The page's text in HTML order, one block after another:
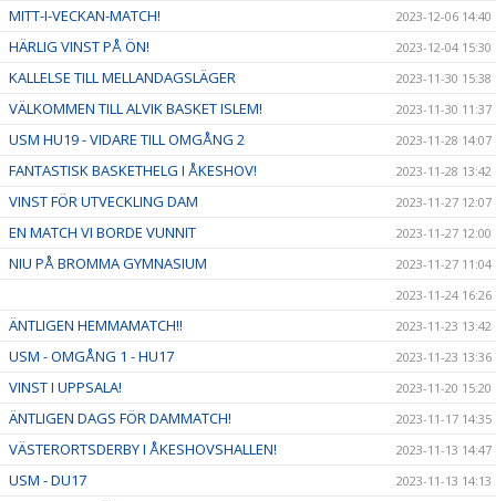
MITT-I-VECKAN-MATCH! 2023-12-06 14:40
HÄRLIG VINST PÅ ÖN! 2023-12-04 15:30
KALLELSE TILL MELLANDAGSLÄGER 2023-11-30 15:38
VÄLKOMMEN TILL ALVIK BASKET ISLEM! 2023-11-30 11:37
USM HU19 - VIDARE TILL OMGÅNG 2 2023-11-28 14:07
FANTASTISK BASKETHELG I ÅKESHOV! 2023-11-28 13:42
VINST FÖR UTVECKLING DAM 2023-11-27 12:07
EN MATCH VI BORDE VUNNIT 2023-11-27 12:00
NIU PÅ BROMMA GYMNASIUM
2023-11-27 11:04
2023-11-24 16:26
ÄNTLIGEN HEMMAMATCH!! 2023-11-23 13:42
USM - OMGÅNG 1 - HU17 2023-11-23 13:36
VINST I UPPSALA! 2023-11-20 15:20
ÄNTLIGEN DAGS FÖR DAMMATCH! 2023-11-17 14:35
VÄSTERORTSDERBY I ÅKESHOVSHALLEN! 2023-11-13 14:47
USM - DU17 2023-11-13 14:13